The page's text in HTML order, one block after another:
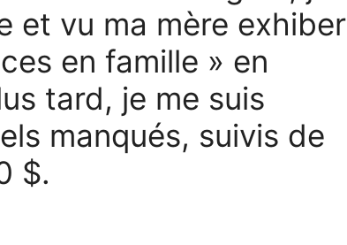
et vu ma mère exhiber
en famille » en
tard, je me suis
manqués, suivis de
$.